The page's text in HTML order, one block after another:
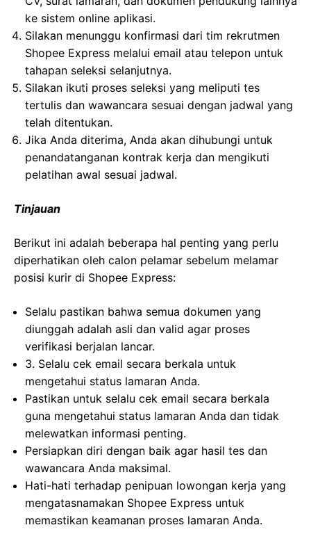
ke sistem online aplikasi.
Silakan menunggu konfirmasi dari tim rekrutmen
Shopee Express melalui email atau telepon untuk
tahapan seleksi selanjutnya.
Silakan ikuti proses seleksi yang meliputi tes
tertulis dan wawancara sesuai dengan jadwal yang
telah ditentukan.
Jika Anda diterima, Anda akan dihubungi untuk
penandatanganan kontrak kerja dan mengikuti
pelatihan awal sesuai jadwal.
Tinjauan
Berikut ini adalah beberapa hal penting yang perlu
diperhatikan oleh calon pelamar sebelum melamar
posisi kurir di Shopee Express:
Selalu pastikan bahwa semua dokumen yang
diunggah adalah asli dan valid agar proses
verifikasi berjalan lancar.
3. Selalu cek email secara berkala untuk
mengetahui status lamaran Anda.
Pastikan untuk selalu cek email secara berkala
guna mengetahui status lamaran Anda dan tidak
melewatkan informasi penting.
Persiapkan diri dengan baik agar hasil tes dan
wawancara Anda maksimal.
Hati-hati terhadap penipuan lowongan kerja yang
mengatasnamakan Shopee Express untuk
memastikan keamanan proses lamaran Anda.